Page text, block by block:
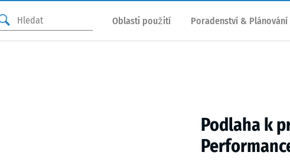
Oblasti použití Poradenství & Plánování
Podlaha k